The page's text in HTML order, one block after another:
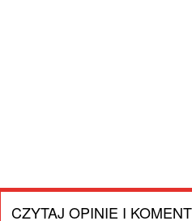
CZYTAJ OPINIE I